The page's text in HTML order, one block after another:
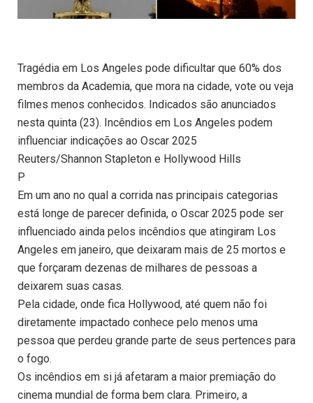
Tragédia em Los Angeles pode dificultar que 60% dos
membros da Academia, que mora na cidade, vote ou veja
filmes menos conhecidos. Indicados são anunciados
nesta quinta (23). Incêndios em Los Angeles podem
influenciar indicações ao Oscar 2025
Reuters/Shannon Stapleton e Hollywood Hills
P
Em um ano no qual a corrida nas principais categorias
está longe de parecer definida, o Oscar 2025 pode ser
influenciado ainda pelos incêndios que atingiram Los
Angeles em janeiro, que deixaram mais de 25 mortos e
que forçaram dezenas de milhares de pessoas a
deixarem suas casas.
Pela cidade, onde fica Hollywood, até quem não foi
diretamente impactado conhece pelo menos uma
pessoa que perdeu grande parte de seus pertences para
o fogo.
Os incêndios em si já afetaram a maior premiação do
cinema mundial de forma bem clara. Primeiro, a